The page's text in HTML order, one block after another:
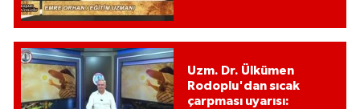
Uzm. Dr. Ülkümen
Rodoplu'dan sıcak
çarpması uyarısı: